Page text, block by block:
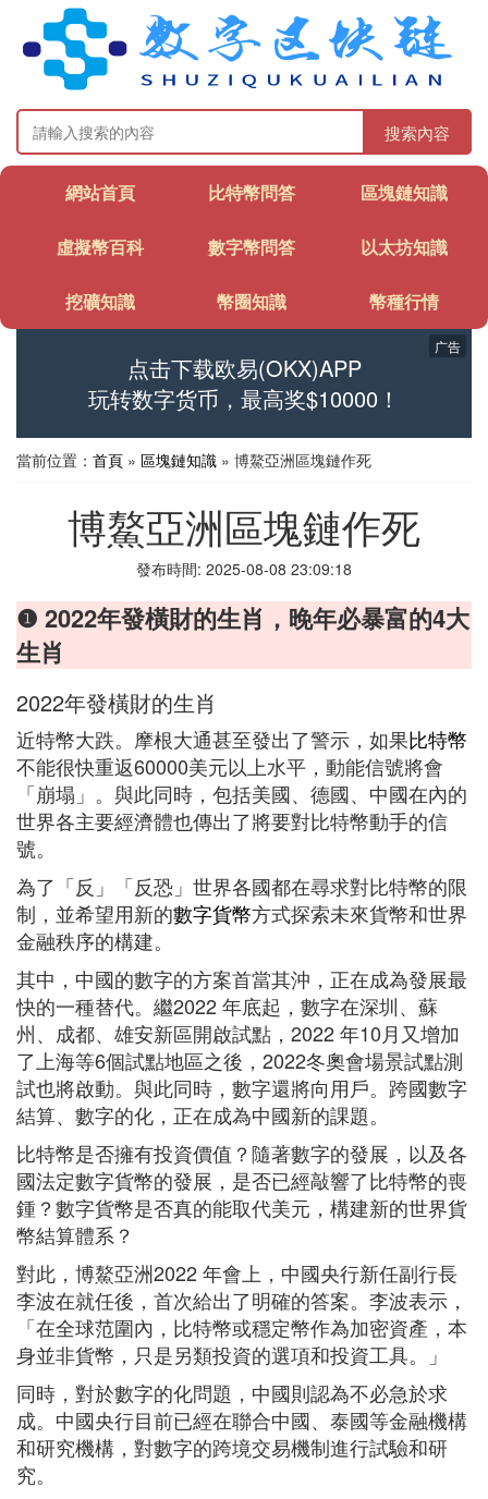
搜索內容
網站首頁 比特幣問答 區塊鏈知識
虛擬幣百科 數字幣問答 以太坊知識
挖礦知識 幣圈知識 幣種行情
点击下载欧易(OKX)APP
玩转数字货币，最高奖$10000！
广告
當前位置： 首頁 » 區塊鏈知識 » 博鰲亞洲區塊鏈作死
博鰲亞洲區塊鏈作死
發布時間: 2025-08-08 23:09:18
❶ 2022年發橫財的生肖，晚年必暴富的4大
生肖
2022年發橫財的生肖
近特幣大跌。摩根大通甚至發出了警示，如果比特幣
不能很快重返60000美元以上水平，動能信號將會
「崩塌」。與此同時，包括美國、德國、中國在內的
世界各主要經濟體也傳出了將要對比特幣動手的信
號。
為了「反」「反恐」世界各國都在尋求對比特幣的限
制，並希望用新的數字貨幣方式探索未來貨幣和世界
金融秩序的構建。
其中，中國的數字的方案首當其沖，正在成為發展最
快的一種替代。繼2022 年底起，數字在深圳、蘇
州、成都、雄安新區開啟試點，2022 年10月又增加
了上海等6個試點地區之後，2022冬奧會場景試點測
試也將啟動。與此同時，數字還將向用戶。跨國數字
結算、數字的化，正在成為中國新的課題。
比特幣是否擁有投資價值？隨著數字的發展，以及各
國法定數字貨幣的發展，是否已經敲響了比特幣的喪
鍾？數字貨幣是否真的能取代美元，構建新的世界貨
幣結算體系？
對此，博鰲亞洲2022 年會上，中國央行新任副行長
李波在就任後，首次給出了明確的答案。李波表示，
「在全球范圍內，比特幣或穩定幣作為加密資產，本
身並非貨幣，只是另類投資的選項和投資工具。」
同時，對於數字的化問題，中國則認為不必急於求
成。中國央行目前已經在聯合中國、泰國等金融機構
和研究機構，對數字的跨境交易機制進行試驗和研
究。